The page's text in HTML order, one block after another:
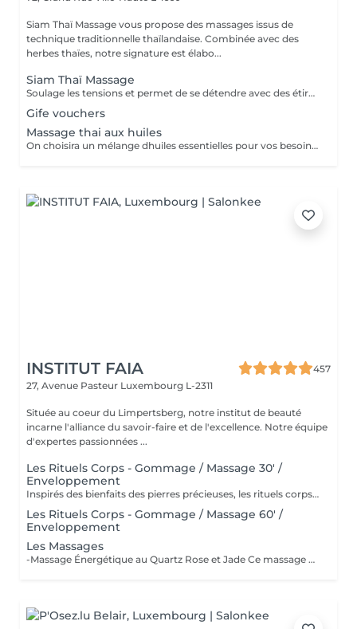
Siam Thaï Massage vous propose des massages issus de
technique traditionnelle thaïlandaise. Combinée avec des
herbes thaïes, notre signature est élabo...
Siam Thaï Massage
Soulage les tensions et permet de se détendre avec des étirements délicats de votre corps pour améliorer la mobilité et la flexibilité, suivie par les techniques de massage thaï par des pressions, sans utilisation dhuile.
Gife vouchers
Massage thai aux huiles
On choisira un mélange dhuiles essentielles pour vos besoins physiques. Un massage thérapeutique à laide dune technique spéciale pour vider les poches de liquide lymphatique et de rétention deau. Ce traitement est conçu pour aider à stimuler la circulation et daccroître la capacité du corps à éliminer les toxines et à absorber les éléments nutritifs. Vos huiles essentielles préférées peuvent être sélectionnées à votre arrivée.
INSTITUT FAIA
457
27, Avenue Pasteur Luxembourg L-2311
Située au coeur du Limpertsberg, notre institut de beauté
incarne l'alliance du savoir-faire et de l'excellence. Notre équipe
d'expertes passionnées ...
Les Rituels Corps - Gommage / Massage 30' /
Enveloppement
Inspirés des bienfaits des pierres précieuses, les rituels corps Gemology associent techniques de massage expertes et actifs minéraux pour offrir un moment de détente absolue. Chaque soin est conçu pour rééquilibrer, hydrater, raffermir ou détoxifier la peau, tout en apaisant le corps et l'esprit. Une expérience sensorielle unique, où luxe et efficacité se rencontrent pour révéler l'éclat naturel de votre peau.
Les Rituels Corps - Gommage / Massage 60' /
Enveloppement
Les Massages
-Massage Énergétique au Quartz Rose et Jade Ce massage unique associe la puissance vibratoire des pierres précieuses à des manuvres profondes et relaxantes. Grâce au quartz rose et au jade, il rééquilibre les énergies, relâche les tensions et réveille l'éclat intérieur. Un véritable soin holistique, pour le corps et l'esprit. -Massage Ressourçant Future Maman Spécialement conçu pour accompagner la femme enceinte en douceur, ce massage soulage les tensions, améliore la circulation et procure une profonde sensation de bien-être. Réalisé avec des mouvements enveloppants et des produits adaptés, il offre un moment précieux de connexion avec soi et avec bébé.